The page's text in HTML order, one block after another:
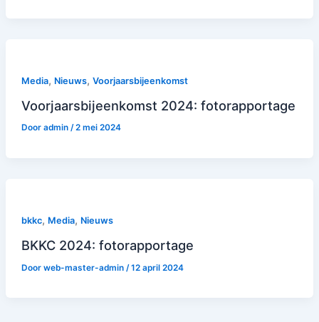
Media, Nieuws, Voorjaarsbijeenkomst
Voorjaarsbijeenkomst 2024: fotorapportage
Door admin /2 mei 2024
bkkc, Media, Nieuws
BKKC 2024: fotorapportage
Door web-master-admin /12 april 2024